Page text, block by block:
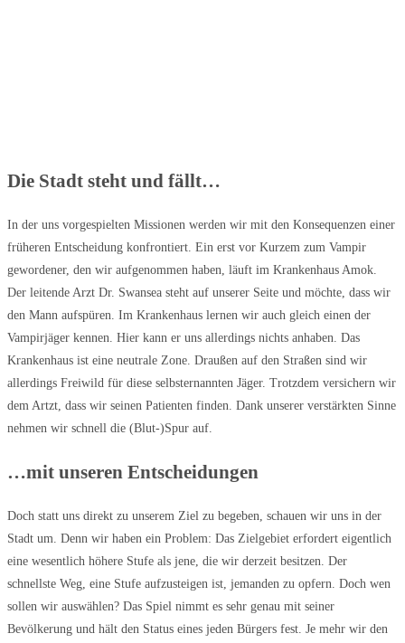
Die Stadt steht und fällt…
In der uns vorgespielten Missionen werden wir mit den Konsequenzen einer
früheren Entscheidung konfrontiert. Ein erst vor Kurzem zum Vampir
gewordener, den wir aufgenommen haben, läuft im Krankenhaus Amok.
Der leitende Arzt Dr. Swansea steht auf unserer Seite und möchte, dass wir
den Mann aufspüren. Im Krankenhaus lernen wir auch gleich einen der
Vampirjäger kennen. Hier kann er uns allerdings nichts anhaben. Das
Krankenhaus ist eine neutrale Zone. Draußen auf den Straßen sind wir
allerdings Freiwild für diese selbsternannten Jäger. Trotzdem versichern wir
dem Artzt, dass wir seinen Patienten finden. Dank unserer verstärkten Sinne
nehmen wir schnell die (Blut-)Spur auf.
…mit unseren Entscheidungen
Doch statt uns direkt zu unserem Ziel zu begeben, schauen wir uns in der
Stadt um. Denn wir haben ein Problem: Das Zielgebiet erfordert eigentlich
eine wesentlich höhere Stufe als jene, die wir derzeit besitzen. Der
schnellste Weg, eine Stufe aufzusteigen ist, jemanden zu opfern. Doch wen
sollen wir auswählen? Das Spiel nimmt es sehr genau mit seiner
Bevölkerung und hält den Status eines jeden Bürgers fest. Je mehr wir den